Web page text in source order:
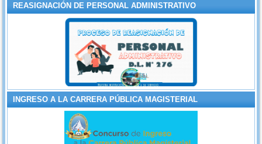
REASIGNACIÓN DE PERSONAL ADMINISTRATIVO
INGRESO A LA CARRERA PÚBLICA MAGISTERIAL